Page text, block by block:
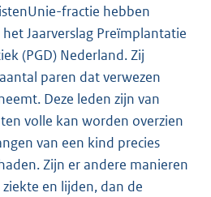
fractie hebben
Jaarverslag Preïmplantatie
(PGD) Nederland. Zij
paren dat verwezen
Deze leden zijn van
volle kan worden overzien
van een kind precies
Zijn er andere manieren
en lijden, dan de